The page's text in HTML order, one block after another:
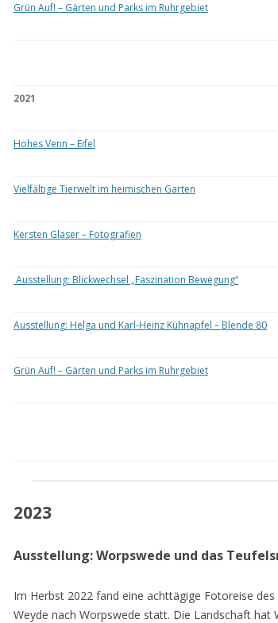
Grün Auf! – Gärten und Parks im Ruhrgebiet
2021
Hohes Venn – Eifel
Vielfältige Tierwelt im heimischen Garten
Kersten Glaser – Fotografien
Ausstellung: Blickwechsel „Faszination Bewegung“
Ausstellung: Helga und Karl-Heinz Kühnapfel – Blende 80
Grün Auf! – Gärten und Parks im Ruhrgebiet
2023
Ausstellung: Worpswede und das
Im Herbst 2022 fand eine achttägige Fotoreise des
Weyde nach Worpswede statt. Die Landschaft hat